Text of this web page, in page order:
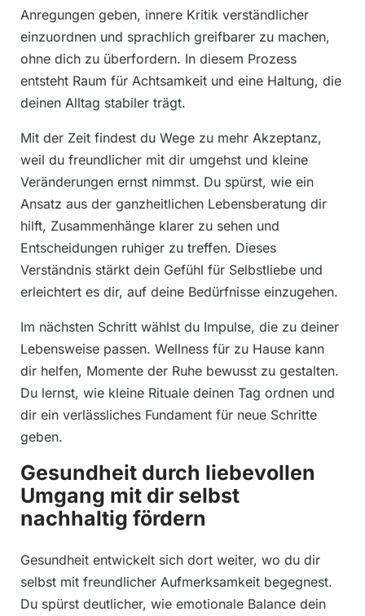
Anregungen geben, innere Kritik verständlicher
einzuordnen und sprachlich greifbarer zu machen,
ohne dich zu überfordern. In diesem Prozess
entsteht Raum für Achtsamkeit und eine Haltung, die
deinen Alltag stabiler trägt.
Mit der Zeit findest du Wege zu mehr Akzeptanz,
weil du freundlicher mit dir umgehst und kleine
Veränderungen ernst nimmst. Du spürst, wie ein
Ansatz aus der ganzheitlichen Lebensberatung dir
hilft, Zusammenhänge klarer zu sehen und
Entscheidungen ruhiger zu treffen. Dieses
Verständnis stärkt dein Gefühl für Selbstliebe und
erleichtert es dir, auf deine Bedürfnisse einzugehen.
Im nächsten Schritt wählst du Impulse, die zu deiner
Lebensweise passen. Wellness für zu Hause kann
dir helfen, Momente der Ruhe bewusst zu gestalten.
Du lernst, wie kleine Rituale deinen Tag ordnen und
dir ein verlässliches Fundament für neue Schritte
geben.
Gesundheit durch liebevollen
Umgang mit dir selbst
nachhaltig fördern
Gesundheit entwickelt sich dort weiter, wo du dir
selbst mit freundlicher Aufmerksamkeit begegnest.
Du spürst deutlicher, wie emotionale Balance dein